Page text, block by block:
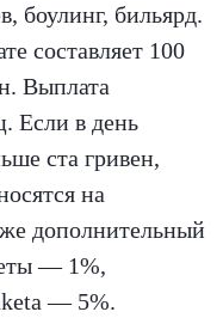
боулинг, бильярд.
составляет 100
Выплата
Если в день
ста гривен,
на
дополнительный
— 1%,
— 5%.